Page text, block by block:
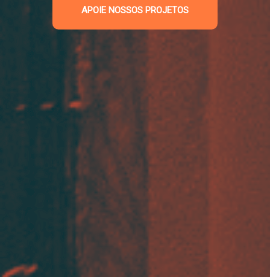
APOIE NOSSOS PROJETOS